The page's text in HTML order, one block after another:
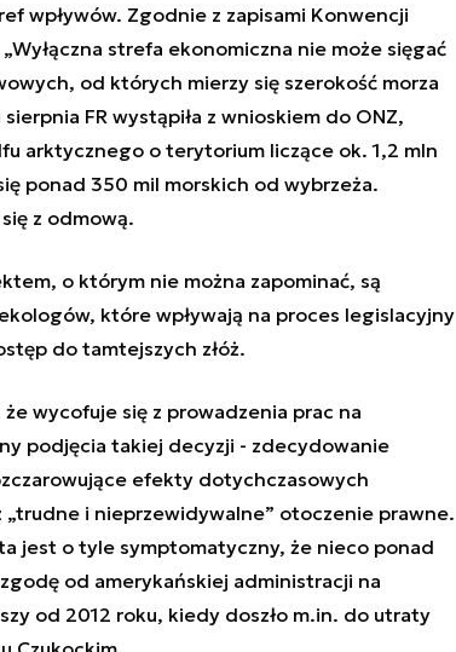
wpływów. Zgodnie z zapisami Konwencji
Wyłączna strefa ekonomiczna nie może sięgać
od których mierzy się szerokość morza
FR wystąpiła z wnioskiem do ONZ,
arktycznego o terytorium liczące ok. 1,2 mln
ponad 350 mil morskich od wybrzeża.
z odmową.
o którym nie można zapominać, są
które wpływają na proces legislacyjny
do tamtejszych złóż.
wycofuje się z prowadzenia prac na
podjęcia takiej decyzji - zdecydowanie
efekty dotychczasowych
i nieprzewidywalne” otoczenie prawne.
jest o tyle symptomatyczny, że nieco ponad
od amerykańskiej administracji na
od 2012 roku, kiedy doszło m.in. do utraty